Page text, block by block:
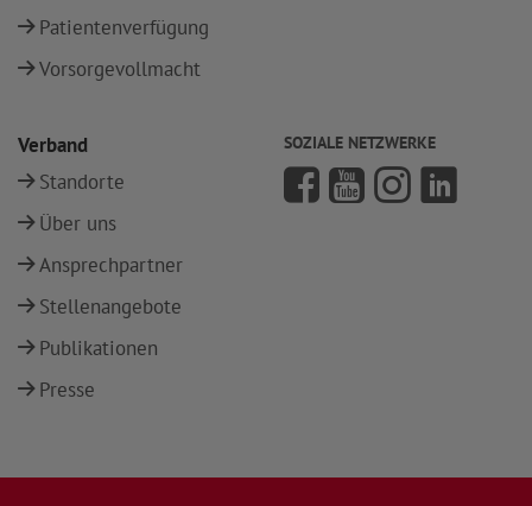
Patientenverfügung
Vorsorgevollmacht
Verband
Standorte
Über uns
Ansprechpartner
Stellenangebote
Publikationen
Presse
SOZIALE NETZWERKE